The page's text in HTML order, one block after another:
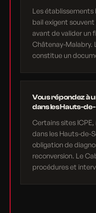
Les
bail exigent
avant de valider un
Châtenay-Malabry.
constitue un
Vous répondez à
dans les Hauts-
Certains sites ICPE,
dans les Hauts-de-
obligation de
reconversion. Le
procédures et